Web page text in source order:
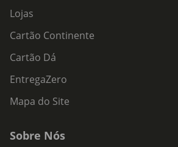
Lojas
Cartão Continente
Cartão Dá
EntregaZero
Mapa do Site
Sobre Nós